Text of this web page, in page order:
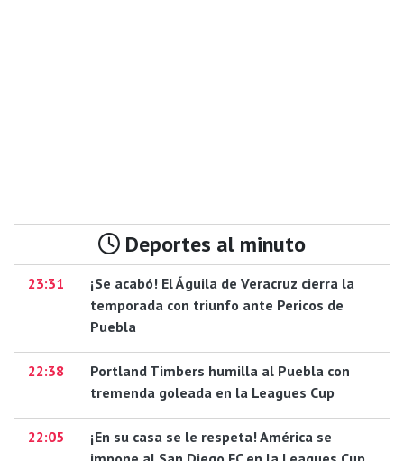
Deportes al minuto
23:31
¡Se acabó! El Águila de Veracruz cierra la
temporada con triunfo ante Pericos de
Puebla
22:38
Portland Timbers humilla al Puebla con
tremenda goleada en la Leagues Cup
22:05
¡En su casa se le respeta! América se